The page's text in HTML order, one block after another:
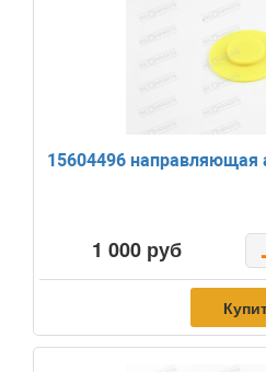
15604496 направляющая
1 000 руб